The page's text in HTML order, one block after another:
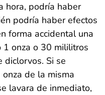
hora, podría haber
podría haber efectos
forma accidental una
onza o 30 mililitros
diclorvos. Si se
de la misma
lavara de inmediato,